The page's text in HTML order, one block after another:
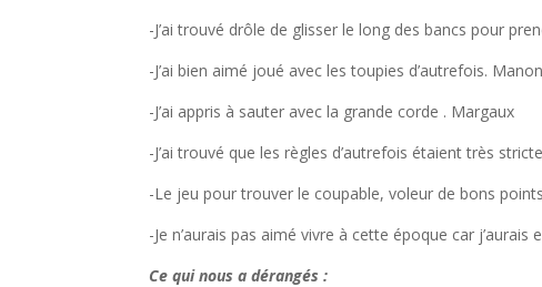
-J’ai trouvé drôle de glisser le long des bancs pour
-J’ai bien aimé joué avec les toupies d’autrefois.
-J’ai appris à sauter avec la grande corde . Margaux
-J’ai trouvé que les règles d’autrefois étaient très
-Le jeu pour trouver le coupable, voleur de bons
-Je n’aurais pas aimé vivre à cette époque car
Ce qui nous a dérangés :